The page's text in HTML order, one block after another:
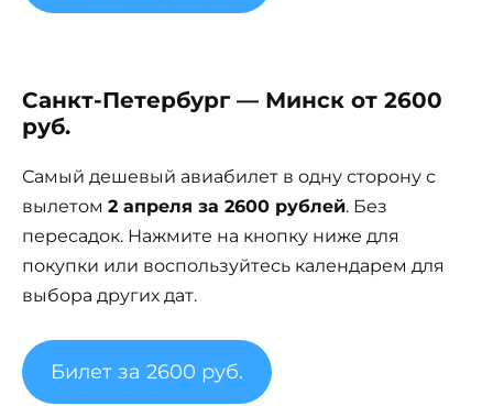
Санкт-Петербург — Минск от 2600
руб.
Самый дешевый авиабилет в одну сторону с
вылетом 2 апреля за 2600 рублей. Без
пересадок. Нажмите на кнопку ниже для
покупки или воспользуйтесь календарем для
выбора других дат.
Билет за 2600 руб.